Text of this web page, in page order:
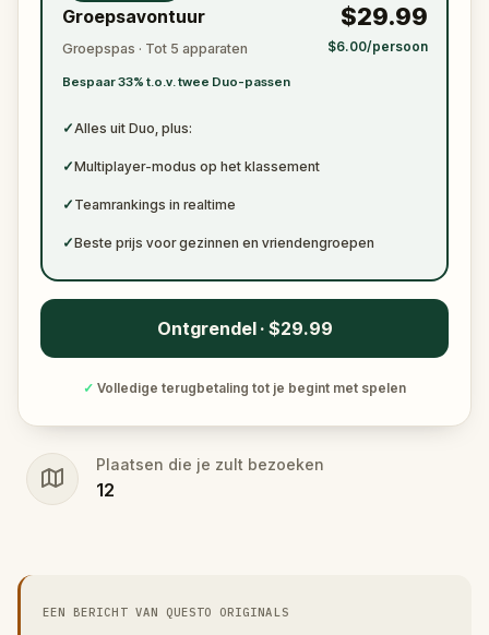
✓
Groepsavontuur
Groepspas · Tot 5 apparaten
Bespaar 33% t.o.v. twee Duo-passen
$29.99
$6.00/persoon
✓Alles uit Duo, plus:
✓Multiplayer-modus op het klassement
✓ Teamrankings in realtime
✓Beste prijs voor gezinnen en vriendengroepen
Ontgrendel · $29.99
✓ Volledige terugbetaling tot je begint met spelen
Plaatsen die je zult bezoeken
12
EEN BERICHT VAN QUESTO ORIGINALS